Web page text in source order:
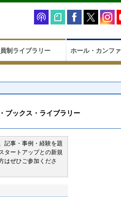
制ライブラリー ホール・カンフ
ブックス・ライブラリー
記事・事例・経験を題
タートアップとの新規
はぜひご参加くださ